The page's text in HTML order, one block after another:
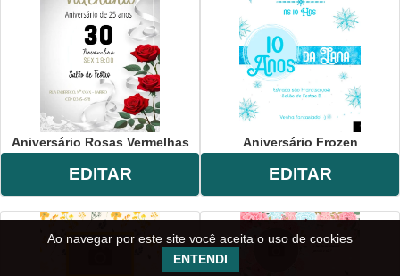
Aniversário Rosas Vermelhas
EDITAR
Aniversário Frozen
EDITAR
Ao navegar por este site você aceita o uso de cookies
ENTENDI